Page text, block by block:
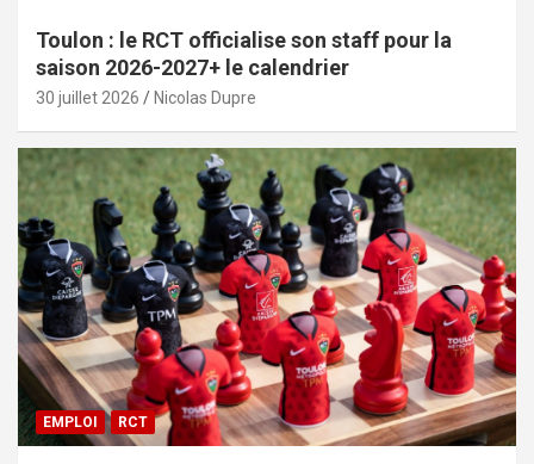
Toulon : le RCT officialise son staff pour la
saison 2026-2027+ le calendrier
30 juillet 2026 Nicolas Dupre
EMPLOI RCT